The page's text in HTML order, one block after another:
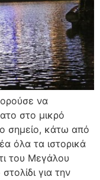
να
στο μικρό
σημείο, κάτω από
όλα τα ιστορικά
του Μεγάλου
για την